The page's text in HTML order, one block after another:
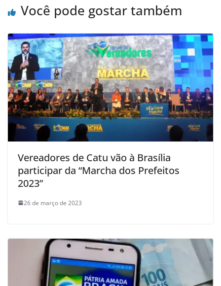
Você pode gostar também
Vereadores de Catu vão à Brasília
participar da “Marcha dos Prefeitos
2023”
26 de março de 2023